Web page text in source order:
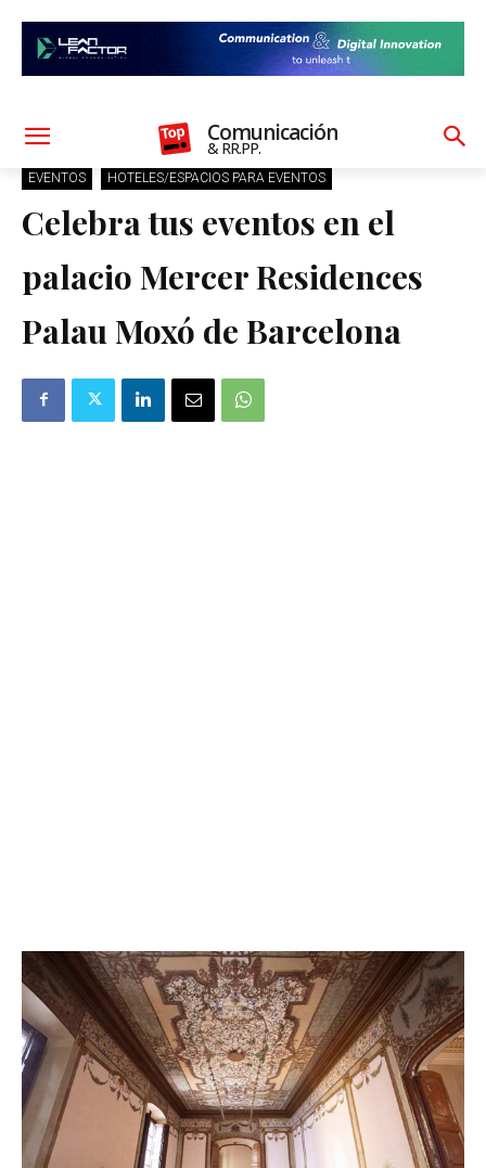
Comunicación
& RR.PP.
EVENTOS HOTELES/ESPACIOS PARA EVENTOS
Celebra tus eventos en el
palacio Mercer Residences
Palau Moxó de Barcelona